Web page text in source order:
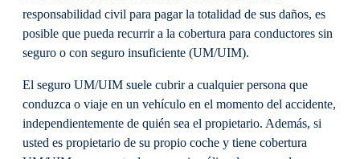
responsabilidad civil para pagar la totalidad de sus daños, es
posible que pueda recurrir a la cobertura para conductores sin
seguro o con seguro insuficiente (UM/UIM).
El seguro UM/UIM suele cubrir a cualquier persona que
conduzca o viaje en un vehículo en el momento del accidente,
independientemente de quién sea el propietario. Además, si
usted es propietario de su propio coche y tiene cobertura